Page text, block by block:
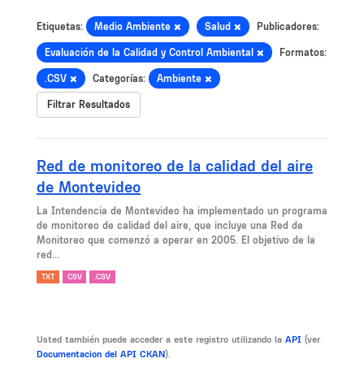
Etiquetas: Medio Ambiente Salud Publicadores:
Evaluación de la Calidad y Control Ambiental Formatos:
.CSV Categorías: Ambiente
Filtrar Resultados
Red de monitoreo de la calidad del aire
de Montevideo
La Intendencia de Montevideo ha implementado un programa
de monitoreo de calidad del aire, que incluye una Red de
Monitoreo que comenzó a operar en 2005. El objetivo de la
red...
TXT CSV .CSV
Usted también puede acceder a este registro utilizando la API (ver
Documentacion del API CKAN).